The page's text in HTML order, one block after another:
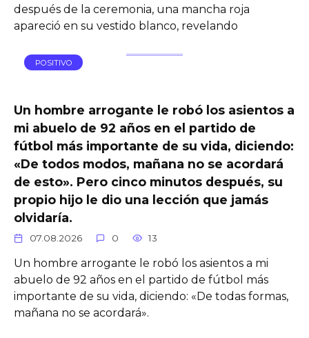
después de la ceremonia, una mancha roja
apareció en su vestido blanco, revelando
POSITIVO
Un hombre arrogante le robó los asientos a
mi abuelo de 92 años en el partido de
fútbol más importante de su vida, diciendo:
«De todos modos, mañana no se acordará
de esto». Pero cinco minutos después, su
propio hijo le dio una lección que jamás
olvidaría.
07.08.2026 0 13
Un hombre arrogante le robó los asientos a mi
abuelo de 92 años en el partido de fútbol más
importante de su vida, diciendo: «De todas formas,
mañana no se acordará».